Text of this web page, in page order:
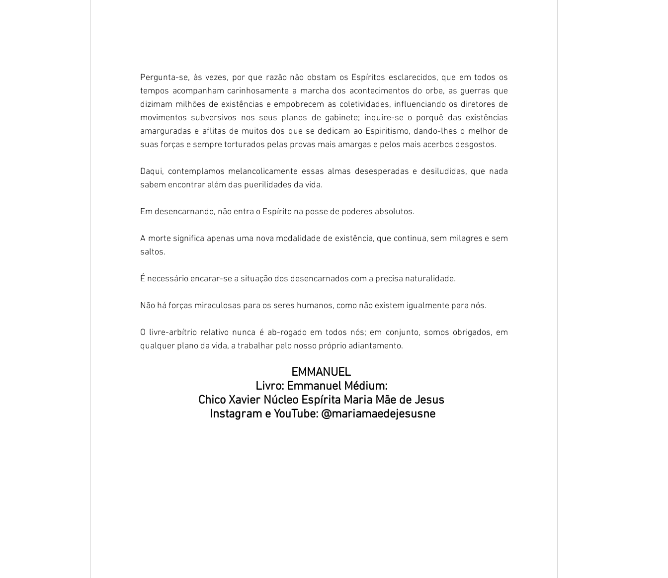
Pergunta-se, às vezes, por que razão não obstam os Espíritos esclarecidos, que em todos os
tempos acompanham carinhosamente a marcha dos acontecimentos do orbe, as guerras que
dizimam milhões de existências e empobrecem as coletividades, influenciando os diretores de
movimentos subversivos nos seus planos de gabinete; inquire-se o porquê das existências
amarguradas e aflitas de muitos dos que se dedicam ao Espiritismo, dando-lhes o melhor de
suas forças e sempre torturados pelas provas mais amargas e pelos mais acerbos desgostos.
Daqui, contemplamos melancolicamente essas almas desesperadas e desiludidas, que nada
sabem encontrar além das puerilidades da vida.
Em desencarnando, não entra o Espírito na posse de poderes absolutos.
A morte significa apenas uma nova modalidade de existência, que continua, sem milagres e sem
saltos.
É necessário encarar-se a situação dos desencarnados com a precisa naturalidade.
Não há forças miraculosas para os seres humanos, como não existem igualmente para nós.
O livre-arbítrio relativo nunca é ab-rogado em todos nós; em conjunto, somos obrigados, em
qualquer plano da vida, a trabalhar pelo nosso próprio adiantamento.
EMMANUEL
Livro: Emmanuel Médium:
Chico Xavier Núcleo Espírita Maria Mãe de Jesus
Instagram e YouTube: @mariamaedejesusne